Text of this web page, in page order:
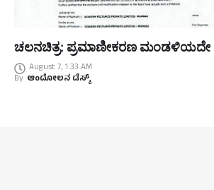
ಚಲನಚಿತ್ರ: ಪ್ರಮಾಣೀಕರಣ ಮಂಡಳಿಯದೇ
August 7, 1:33 AM
By ಆಂದೋಲನ ಡೆಸ್ಕ್